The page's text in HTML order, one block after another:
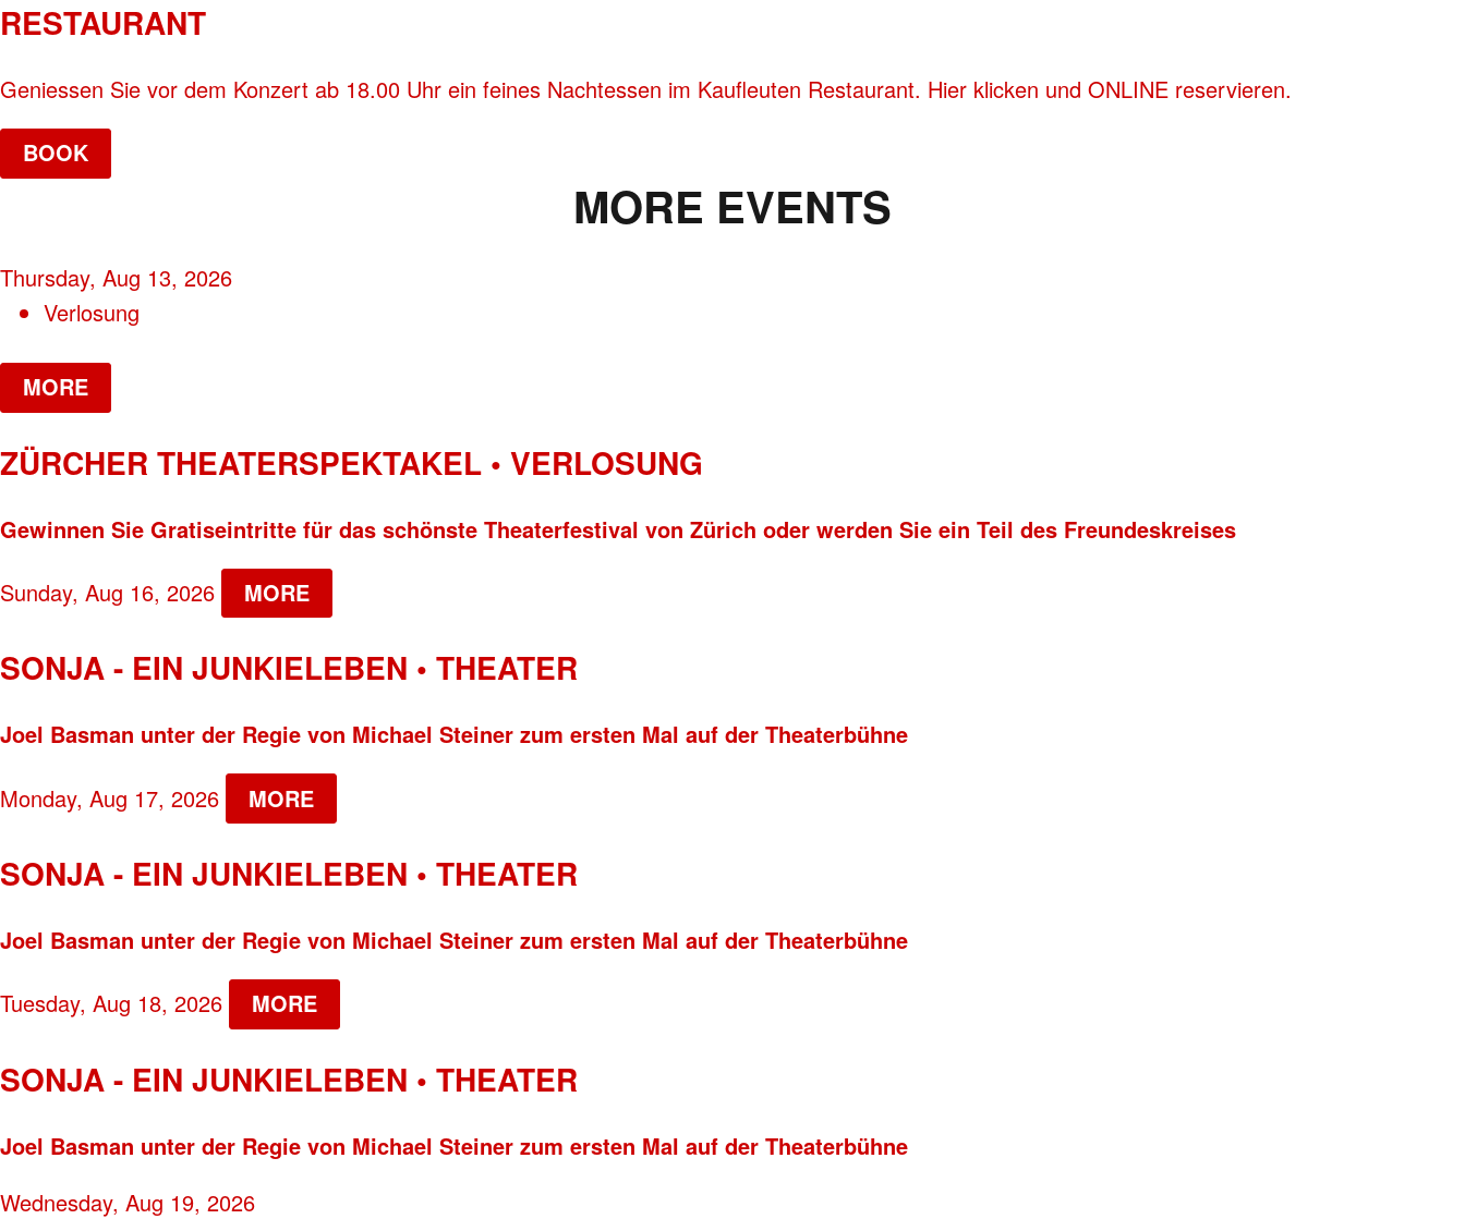
RESTAURANT
Geniessen Sie vor dem Konzert ab 18.00 Uhr ein feines Nachtessen im Kaufleuten Restaurant. Hier klicken und ONLINE reservieren.
BOOK
MORE EVENTS
Thursday, Aug 13, 2026
Verlosung
MORE
ZÜRCHER THEATERSPEKTAKEL • VERLOSUNG
Gewinnen Sie Gratiseintritte für das schönste Theaterfestival von Zürich oder werden Sie ein Teil des Freundeskreises
Sunday, Aug 16, 2026 MORE
SONJA - EIN JUNKIELEBEN • THEATER
Joel Basman unter der Regie von Michael Steiner zum ersten Mal auf der Theaterbühne
Monday, Aug 17, 2026 MORE
SONJA - EIN JUNKIELEBEN • THEATER
Joel Basman unter der Regie von Michael Steiner zum ersten Mal auf der Theaterbühne
Tuesday, Aug 18, 2026 MORE
SONJA - EIN JUNKIELEBEN • THEATER
Joel Basman unter der Regie von Michael Steiner zum ersten Mal auf der Theaterbühne
Wednesday, Aug 19, 2026